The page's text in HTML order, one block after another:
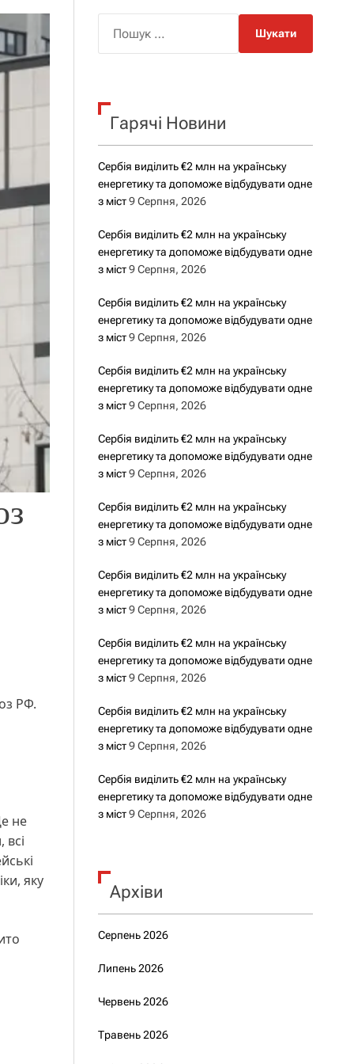
р
о
у
РФ.
не
яку
к
Гарячі Новини
Сербія виділить €2 млн на українську
енергетику та допоможе відбудувати одне
з міст 9 Серпня, 2026
Сербія виділить €2 млн на українську
енергетику та допоможе відбудувати одне
з міст 9 Серпня, 2026
Сербія виділить €2 млн на українську
енергетику та допоможе відбудувати одне
з міст 9 Серпня, 2026
Сербія виділить €2 млн на українську
енергетику та допоможе відбудувати одне
з міст 9 Серпня, 2026
Сербія виділить €2 млн на українську
енергетику та допоможе відбудувати одне
з міст 9 Серпня, 2026
Сербія виділить €2 млн на українську
енергетику та допоможе відбудувати одне
з міст 9 Серпня, 2026
Сербія виділить €2 млн на українську
енергетику та допоможе відбудувати одне
з міст 9 Серпня, 2026
Сербія виділить €2 млн на українську
енергетику та допоможе відбудувати одне
з міст 9 Серпня, 2026
Сербія виділить €2 млн на українську
енергетику та допоможе відбудувати одне
з міст 9 Серпня, 2026
Сербія виділить €2 млн на українську
енергетику та допоможе відбудувати одне
з міст 9 Серпня, 2026
Архіви
Серпень 2026
Липень 2026
Червень 2026
Травень 2026